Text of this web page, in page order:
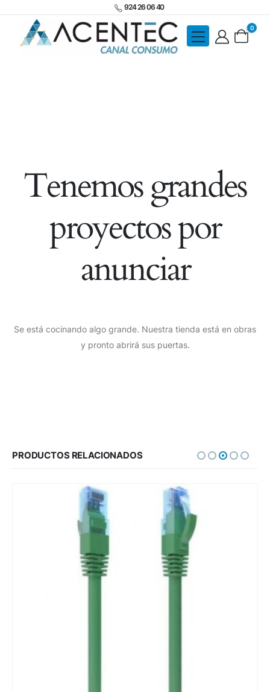
924 26 06 40
0
Tenemos grandes
proyectos por
anunciar
Se está cocinando algo grande. Nuestra tienda está en obras
y pronto abrirá sus puertas.
PRODUCTOS RELACIONADOS